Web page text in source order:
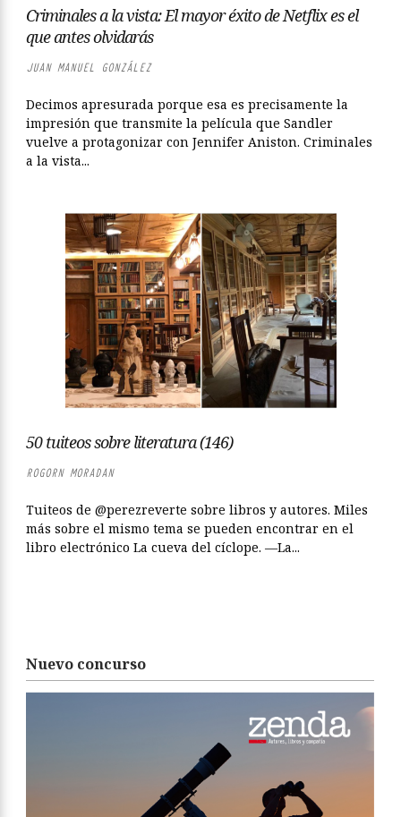
Criminales a la vista: El mayor éxito de Netflix es el
que antes olvidarás
JUAN MANUEL GONZÁLEZ
Decimos apresurada porque esa es precisamente la
impresión que transmite la película que Sandler
vuelve a protagonizar con Jennifer Aniston. Criminales
a la vista...
50 tuiteos sobre literatura (146)
ROGORN MORADAN
Tuiteos de @perezreverte sobre libros y autores. Miles
más sobre el mismo tema se pueden encontrar en el
libro electrónico La cueva del cíclope. —La...
Nuevo concurso